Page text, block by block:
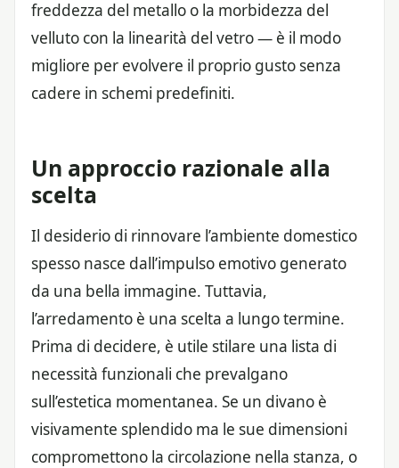
freddezza del metallo o la morbidezza del
velluto con la linearità del vetro — è il modo
migliore per evolvere il proprio gusto senza
cadere in schemi predefiniti.
Un approccio razionale alla
scelta
Il desiderio di rinnovare l’ambiente domestico
spesso nasce dall’impulso emotivo generato
da una bella immagine. Tuttavia,
l’arredamento è una scelta a lungo termine.
Prima di decidere, è utile stilare una lista di
necessità funzionali che prevalgano
sull’estetica momentanea. Se un divano è
visivamente splendido ma le sue dimensioni
compromettono la circolazione nella stanza, o